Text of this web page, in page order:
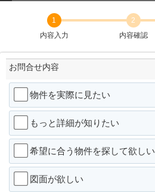
1
内容入力
2
内容確認
お問合せ内容
物件を実際に見たい
もっと詳細が知りたい
希望に合う物件を探して欲しい
図面が欲しい